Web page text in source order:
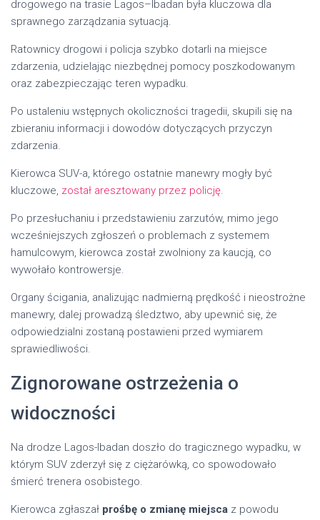
drogowego na trasie Lagos–Ibadan była kluczowa dla
sprawnego zarządzania sytuacją.
Ratownicy drogowi i policja szybko dotarli na miejsce
zdarzenia, udzielając niezbędnej pomocy poszkodowanym
oraz zabezpieczając teren wypadku.
Po ustaleniu wstępnych okoliczności tragedii, skupili się na
zbieraniu informacji i dowodów dotyczących przyczyn
zdarzenia.
Kierowca SUV-a, którego ostatnie manewry mogły być
kluczowe, został aresztowany przez policję.
Po przesłuchaniu i przedstawieniu zarzutów, mimo jego
wcześniejszych zgłoszeń o problemach z systemem
hamulcowym, kierowca został zwolniony za kaucją, co
wywołało kontrowersje.
Organy ścigania, analizując nadmierną prędkość i nieostrożne
manewry, dalej prowadzą śledztwo, aby upewnić się, że
odpowiedzialni zostaną postawieni przed wymiarem
sprawiedliwości.
Zignorowane ostrzeżenia o
widoczności
Na drodze Lagos-Ibadan doszło do tragicznego wypadku, w
którym SUV zderzył się z ciężarówką, co spowodowało
śmierć trenera osobistego.
Kierowca zgłaszał prośbę o zmianę miejsca z powodu